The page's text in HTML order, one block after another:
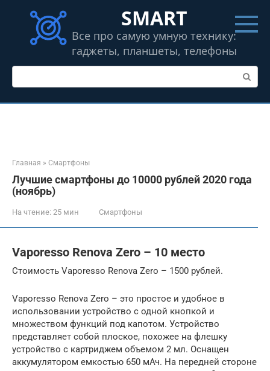
контенту
SMART
Все про самую умную технику:
гаджеты, планшеты, телефоны
Поиск:
Главная » Смартфоны
Лучшие смартфоны до 10000 рублей 2020 года
(ноябрь)
На чтение: 25 мин Смартфоны
Vaporesso Renova Zero – 10 место
Стоимость Vaporesso Renova Zero – 1500 рублей.
Vaporesso Renova Zero – это простое и удобное в
использовании устройство с одной кнопкой и
множеством функций под капотом. Устройство
представляет собой плоское, похожее на флешку
устройство с картриджем объемом 2 мл. Оснащен
аккумулятором емкостью 650 мАч. На передней стороне